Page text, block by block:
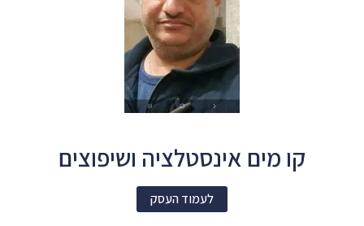
קו מים אינסטלציה ושיפוצים
לעמוד העסק